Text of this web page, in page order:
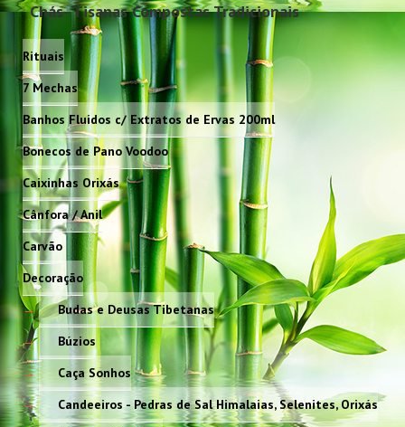
Chás- Tisanas Compostas Tradicionais
Rituais
7 Mechas
Banhos Fluidos c/ Extratos de Ervas 200ml
Bonecos de Pano Voodoo
Caixinhas Orixás
Cânfora / Anil
Carvão
Decoração
Budas e Deusas Tibetanas
Búzios
Caça Sonhos
Candeeiros - Pedras de Sal Himalaias, Selenites, Orixás